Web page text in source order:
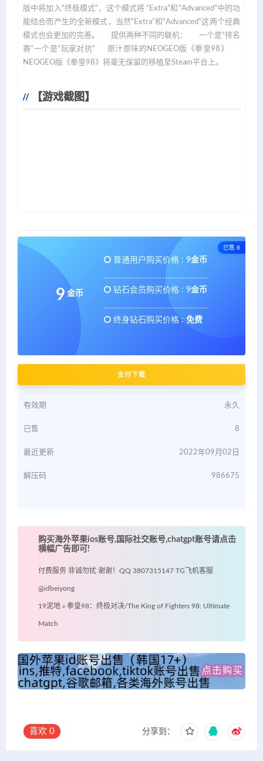
版中将加入“终极模式”，这个模式将 “Extra”和“Advanced”中的功
能结合而产生的全新模式，当然“Extra”和“Advanced”这两个经典
模式也会更加的完善。 提供两种不同的联机： 一个是“排名
赛”一个是“玩家对抗” 原汁原味的NEOGEO版《拳皇98》
NEOGEO版《拳皇98》将毫无保留的移植至Steam平台上。
【游戏截图】
已售 8
9 金币
普通用户购买价格 : 9金币
钻石会员购买价格 : 9金币
终身钻石购买价格 : 免费
支付下载
有效期 永久
已售 8
最近更新 2022年09月02日
解压码 986675
购买海外苹果ios账号,国际社交账号,chatgpt账号请点击
横幅广告即可!
付费服务 非诚勿扰 谢谢！QQ 3807315147 TG飞机客服
@idbeiyong
19泥地 » 拳皇98：终极对决/The King of Fighters 98: Ultimate
Match
喜欢 0 分享到：